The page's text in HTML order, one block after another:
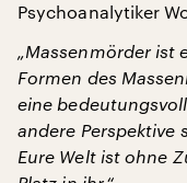
Psychoanalytiker
„Massenmörder ist
Formen des
eine
andere Perspektive
Eure Welt ist ohne